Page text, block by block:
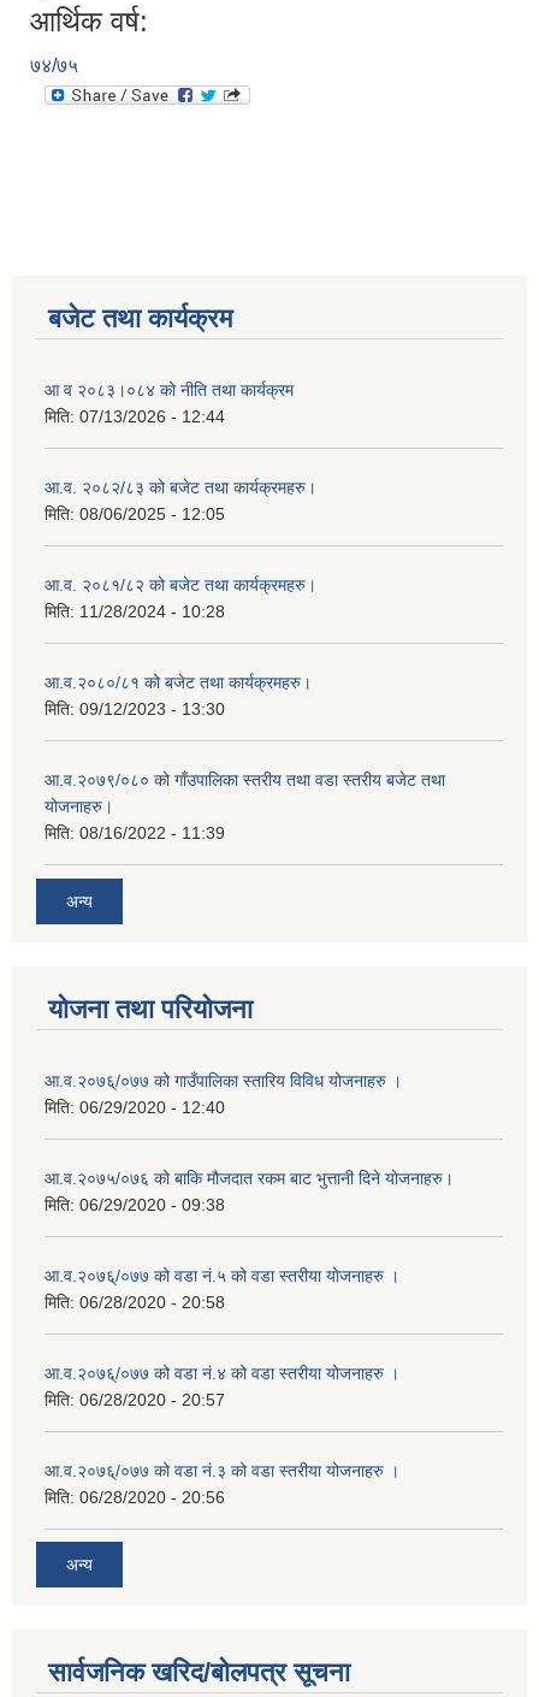
आर्थिक वर्ष:
७४/७५
बजेट तथा कार्यक्रम
आ व २०८३।०८४ को नीति तथा कार्यक्रम
मिति: 07/13/2026 - 12:44
आ.व. २०८२/८३ को बजेट तथा कार्यक्रमहरु।
मिति: 08/06/2025 - 12:05
आ.व. २०८१/८२ को बजेट तथा कार्यक्रमहरु।
मिति: 11/28/2024 - 10:28
आ.व.२०८०/८१ को बजेट तथा कार्यक्रमहरु।
मिति: 09/12/2023 - 13:30
आ.व.२०७९/०८० को गाँउपालिका स्तरीय तथा वडा स्तरीय बजेट तथा
योजनाहरु।
मिति: 08/16/2022 - 11:39
अन्य
योजना तथा परियोजना
आ.व.२०७६्/०७७ को गाउँपालिका स्तारिय विविध योजनाहरु ।
मिति: 06/29/2020 - 12:40
आ.व.२०७५/०७६ को बाकि मौजदात रकम बाट भुत्तानी दिने योजनाहरु।
मिति: 06/29/2020 - 09:38
आ.व.२०७६्/०७७ को वडा नं.५ को वडा स्तरीया योजनाहरु ।
मिति: 06/28/2020 - 20:58
आ.व.२०७६्/०७७ को वडा नं.४ को वडा स्तरीया योजनाहरु ।
मिति: 06/28/2020 - 20:57
आ.व.२०७६्/०७७ को वडा नं.३ को वडा स्तरीया योजनाहरु ।
मिति: 06/28/2020 - 20:56
अन्य
सार्वजनिक खरिद/बोलपत्र सूचना